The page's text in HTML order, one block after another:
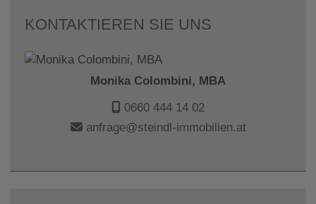
KONTAKTIEREN SIE UNS
Monika Colombini, MBA
0660 444 14 02
anfrage@steindl-immobilien.at